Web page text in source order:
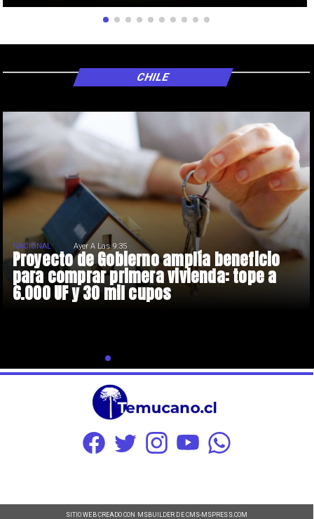
Proyecto de Gobierno amplía beneficio
para comprar primera vivienda: tope a
6.000 UF y 30 mil cupos
NACIONAL Ayer A Las 9:35
CHILE
SITIO WEB CREADO CON MSBUILDER DE CMS-MSPRESS.COM